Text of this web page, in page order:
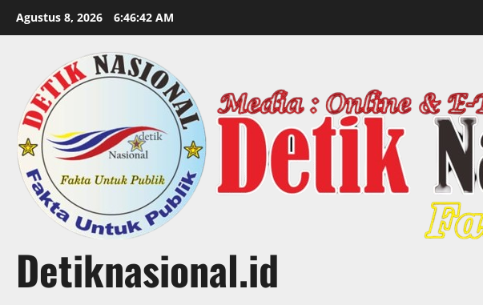
Agustus 8, 2026 6:46:43 AM
Detiknasional.id